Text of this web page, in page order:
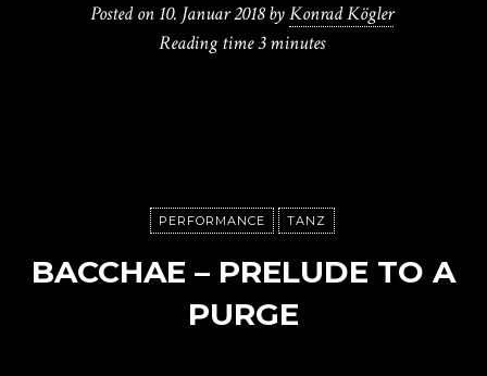
Posted on 10. Januar 2018 byKonrad Kögler
Reading time3 minutes
PERFORMANCE TANZ
BACCHAE – PRELUDE TO A
PURGE